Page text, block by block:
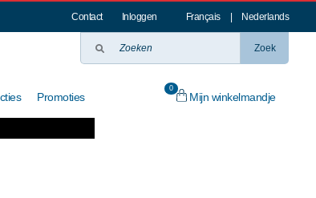
Contact Inloggen Français Nederlands
Zoek
Promoties
0
Mijn winkelmandje